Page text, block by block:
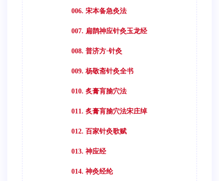
006. 宋本备急灸法
007. 扁鹊神应针灸玉龙经
008. 普济方·针灸
009. 杨敬斋针灸全书
010. 炙膏肓腧穴法
011. 炙膏肓腧穴法宋庄绰
012. 百家针灸歌赋
013. 神应经
014. 神灸经纶